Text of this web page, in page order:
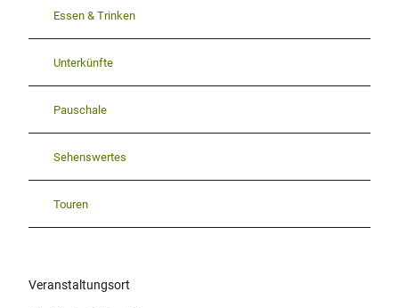
Essen & Trinken
Unterkünfte
Pauschale
Sehenswertes
Touren
Veranstaltungsort